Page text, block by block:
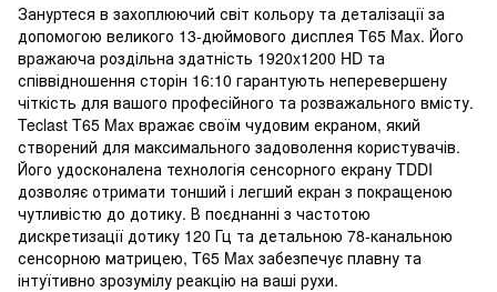
Зануртеся в захоплюючий світ кольору та деталізації за
допомогою великого 13-дюймового дисплея T65 Max. Його
вражаюча роздільна здатність 1920x1200 HD та
співвідношення сторін 16:10 гарантують неперевершену
чіткість для вашого професійного та розважального вмісту.
Teclast T65 Max вражає своїм чудовим екраном, який
створений для максимального задоволення користувачів.
Його удосконалена технологія сенсорного екрану TDDI
дозволяє отримати тонший і легший екран з покращеною
чутливістю до дотику. В поєднанні з частотою
дискретизації дотику 120 Гц та детальною 78-канальною
сенсорною матрицею, T65 Max забезпечує плавну та
інтуїтивно зрозумілу реакцію на ваші рухи.